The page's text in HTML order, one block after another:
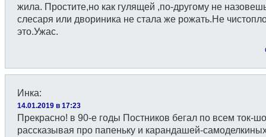
жила. Простите,но как гулящей ,по-другому не
слесаря или двориника не стала же рожать.Не
это.Ужас.
Инка:
14.01.2019 в 17:23
Прекрасно! в 90-е годы Постников бегал по всем ток-
рассказывая про папеньку и карандашей-